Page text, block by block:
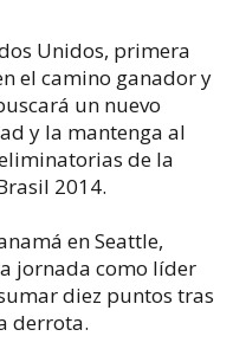
Unidos, primera
el camino ganador y
un nuevo
y la mantenga al
de la
2014.
en Seattle,
jornada como líder
diez puntos tras
derrota.